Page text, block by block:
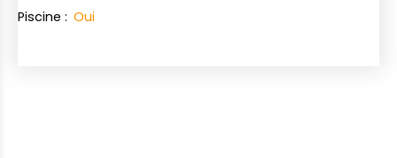
Piscine : Oui